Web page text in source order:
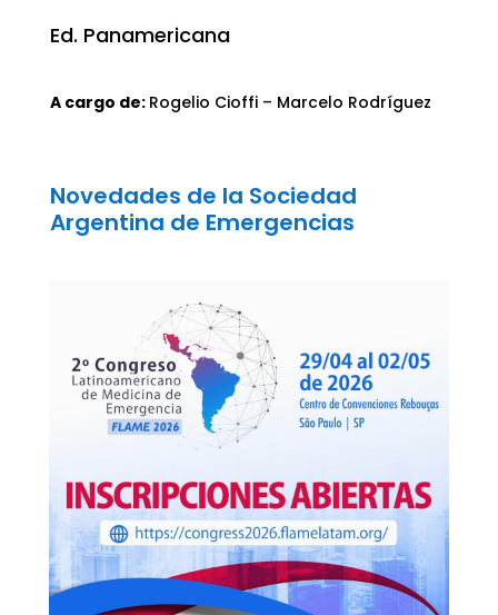
Ed. Panamericana
A cargo de: Rogelio Cioffi – Marcelo Rodríguez
Novedades de la Sociedad
Argentina de Emergencias